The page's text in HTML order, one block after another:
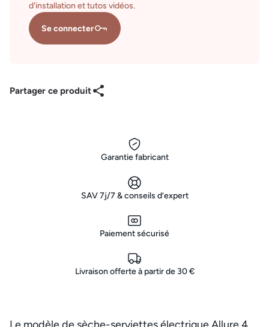
d'installation et tutos vidéos.
Se connecter
Partager ce produit
Garantie fabricant
SAV 7j/7 & conseils d’expert
Paiement sécurisé
Livraison offerte à partir de 30 €